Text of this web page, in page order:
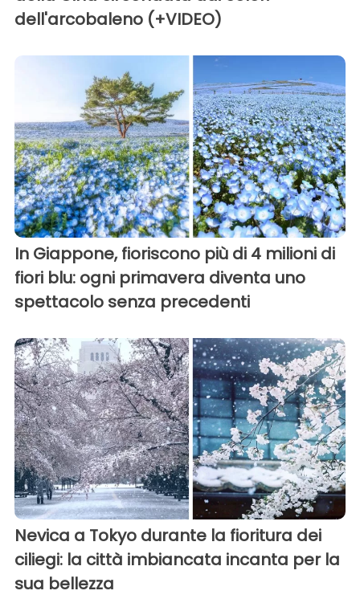
dell'arcobaleno (+VIDEO)
In Giappone, fioriscono più di 4 milioni di
fiori blu: ogni primavera diventa uno
spettacolo senza precedenti
Nevica a Tokyo durante la fioritura dei
ciliegi: la città imbiancata incanta per la
sua bellezza